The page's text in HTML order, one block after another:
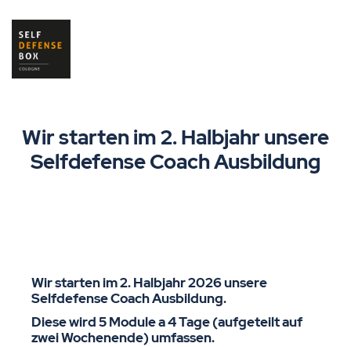
Wir starten im 2. Halbjahr unsere
Selfdefense Coach Ausbildung
Wir starten im 2. Halbjahr 2026 unsere
Selfdefense Coach Ausbildung.
Diese wird 5 Module a 4 Tage (aufgeteilt auf
zwei Wochenende) umfassen.